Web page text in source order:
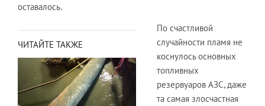
оставалось.
ЧИТАЙТЕ ТАКЖЕ
По счастливой
случайности пламя не
коснулось основных
топливных
резервуаров АЗС, даже
та самая злосчастная